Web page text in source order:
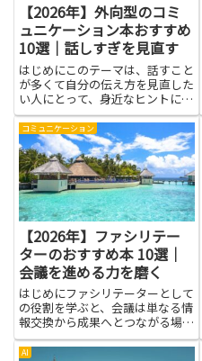
【2026年】外向型のコミ
ュニケーション本おすすめ
10選｜話しすぎを見直す
はじめにこのテーマは、話すこと
が多くて自分の伝え方を見直した
い人にとって、身近なヒントにな
ります。外向型のコミュニケーシ
ョンという考え方は、どんな場面
でも自分と相手の気持ちをより近
づけるコツを探す手がかりです。
まずは自分の話の量とタイミン
グ...
コミュニケーション
【2026年】ファシリテー
ターのおすすめ本 10選｜
会議を進める力を磨く
はじめにファシリテーターとして
の役割を学ぶと、会議は単なる情
報交換から成果へとつながる場へ
変わります。話し合いの場を整
え、黙っている参加者の声を拾
AI